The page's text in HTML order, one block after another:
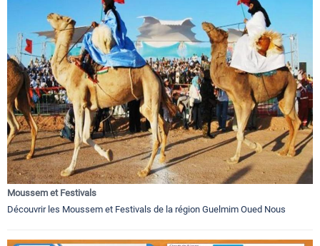
Moussem et Festivals
Découvrir les Moussem et Festivals de la région Guelmim Oued Nous